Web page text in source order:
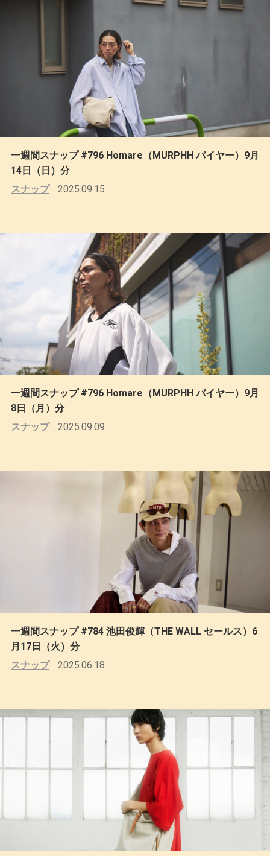
一週間スナップ #796 Homare（MURPHH バイヤー）9月
14日（日）分
スナップ
2025.09.15
一週間スナップ #796 Homare（MURPHH バイヤー）9月
8日（月）分
スナップ
2025.09.09
一週間スナップ #784 池田俊輝（THE WALL セールス）6
月17日（火）分
スナップ
2025.06.18